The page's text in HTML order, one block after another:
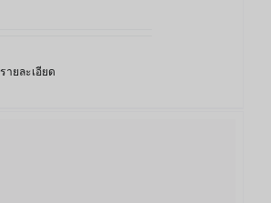
รายละเอียด